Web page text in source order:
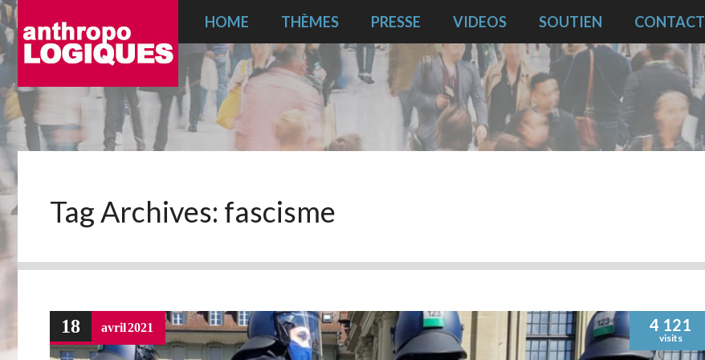
HOME THÈMES PRESSE VIDEOS SOUTIEN CONTACT
Tag Archives: fascisme
18 avril2021 4 121
visits